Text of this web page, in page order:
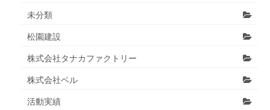
未分類
松園建設
株式会社タナカファクトリー
株式会社ベル
活動実績